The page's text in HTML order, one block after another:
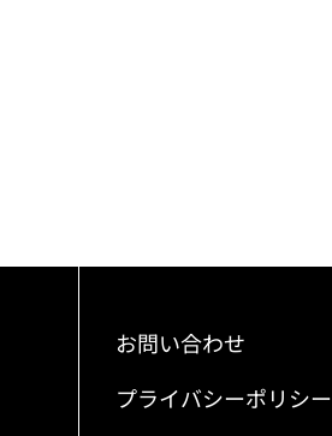
お問い合わせ
プライバシーポリシー